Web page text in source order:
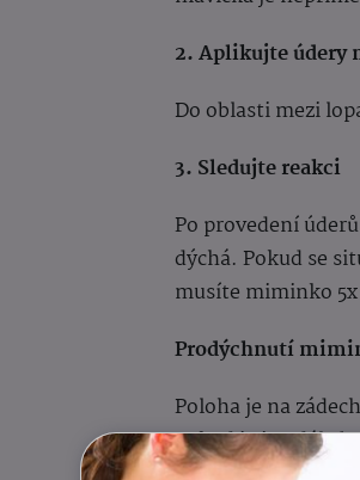
2. Aplikujte údery
Do oblasti mezi
3. Sledujte reakci
Po provedení
dýchá. Pokud se
musíte miminko
Prodýchnutí
Poloha je na
Pokud je i nadále